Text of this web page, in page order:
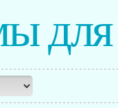
для